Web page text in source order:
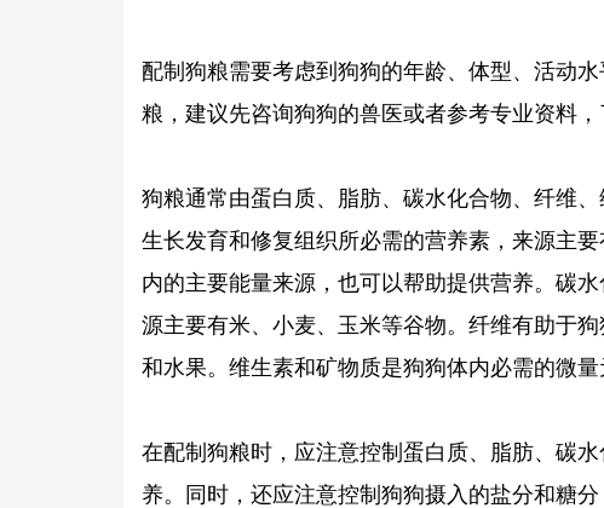
配制狗粮需要考虑到狗狗的年龄、体型、活动
粮，建议先咨询狗狗的兽医或者参考专业资料
狗粮通常由蛋白质、脂肪、碳水化合物、纤维
生长发育和修复组织所必需的营养素，来源主
内的主要能量来源，也可以帮助提供营养。碳
源主要有米、小麦、玉米等谷物。纤维有助于
和水果。维生素和矿物质是狗狗体内必需的微
在配制狗粮时，应注意控制蛋白质、脂肪、碳
养。同时，还应注意控制狗狗摄入的盐分和糖